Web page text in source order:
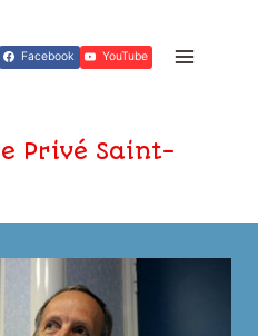
Facebook YouTube
Privé Saint-